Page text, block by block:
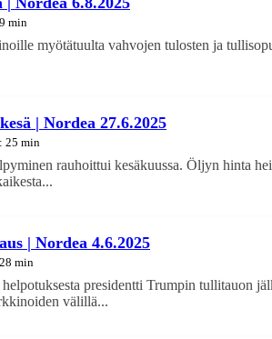
min
myötätuulta vahvojen tulosten ja
| Nordea 27.6.2025
25 min
rauhoittui kesäkuussa. Öljyn hinta
| Nordea 4.6.2025
min
presidentti Trumpin tullitauon
välillä...